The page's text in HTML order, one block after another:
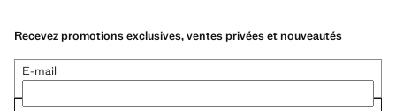
Recevez promotions exclusives, ventes privées et nouveautés
E-mail